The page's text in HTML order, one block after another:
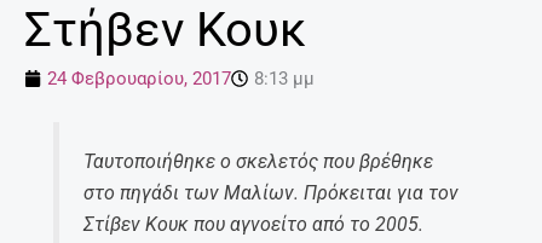
Στήβεν Κουκ
24 Φεβρουαρίου, 2017 8:13 μμ
Ταυτοποιήθηκε ο σκελετός που βρέθηκε
στο πηγάδι των Μαλίων. Πρόκειται για τον
Στίβεν Κουκ που αγνοείτο από το 2005.